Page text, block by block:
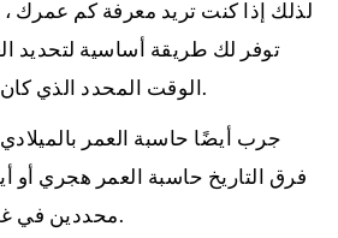
لذلك إذا كنت تريد معرفة كم عمرك ،
توفر لك طريقة أساسية لتحديد
الوقت المحدد الذي كان الفرد على قيد الحياة.
جرب أيضًا حاسبة العمر
فرق التاريخ حاسبة العمر هجري أو
محددين في غضون جزء من الثواني.